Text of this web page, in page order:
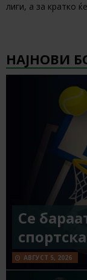
лиги, а за кратко
НАЈНОВИ
Се
АВГУСТ 5, 2026